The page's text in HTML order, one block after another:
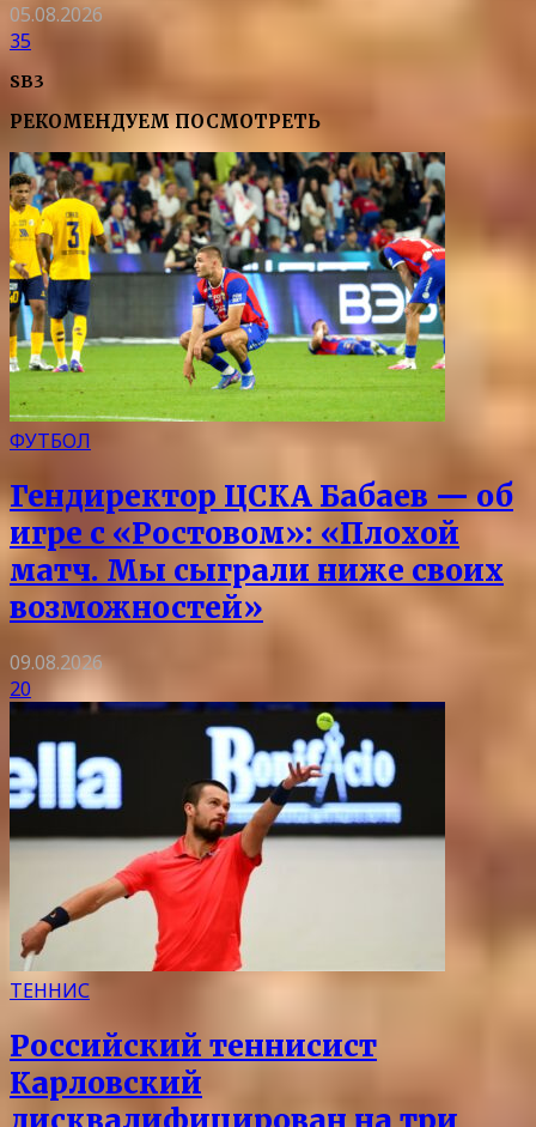
05.08.2026
35
SB3
РЕКОМЕНДУЕМ ПОСМОТРЕТЬ
ФУТБОЛ
Гендиректор ЦСКА Бабаев — об
игре с «Ростовом»: «Плохой
матч. Мы сыграли ниже своих
возможностей»
09.08.2026
20
ТЕННИС
Российский теннисист
Карловский